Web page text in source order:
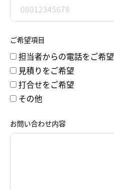
ご希望項目
担当者からの電話をご希望
見積りをご希望
打合せをご希望
その他
お問い合わせ内容